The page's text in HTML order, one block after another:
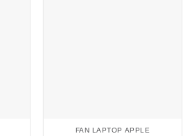
FAN LAPTOP APPLE